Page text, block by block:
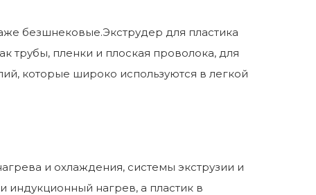
безшнековые.Экструдер для пластика
трубы, пленки и плоская проволока, для
которые широко используются в легкой
и охлаждения, системы экструзии и
индукционный нагрев, а пластик в